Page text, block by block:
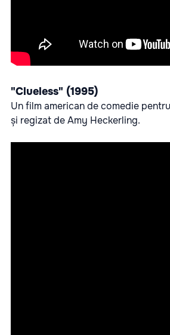
"Clueless" (1995)
Un film american de comedie
și regizat de Amy Heckerling.